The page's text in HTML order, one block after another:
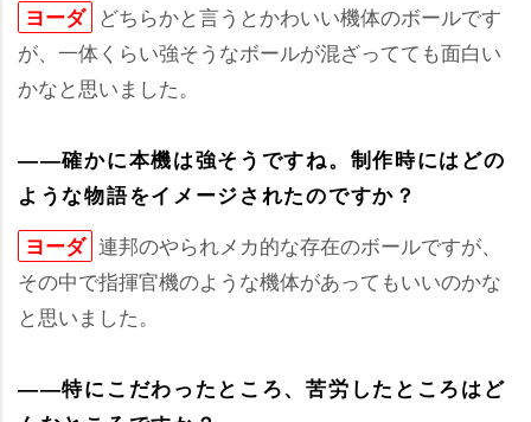
ヨーダ どちらかと言うとかわいい機体のボールです
が、一体くらい強そうなボールが混ざってても面白い
かなと思いました。
――確かに本機は強そうですね。制作時にはどの
ような物語をイメージされたのですか？
ヨーダ 連邦のやられメカ的な存在のボールですが、
その中で指揮官機のような機体があってもいいのかな
と思いました。
――特にこだわったところ、苦労したところはど